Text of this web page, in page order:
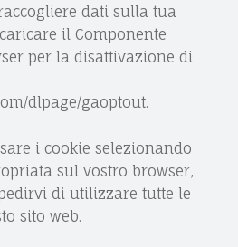
dati sulla tua
il Componente
per la disattivazione di
dlpage/gaoptout.
i cookie selezionando
sul vostro browser,
di utilizzare tutte le
sito web.